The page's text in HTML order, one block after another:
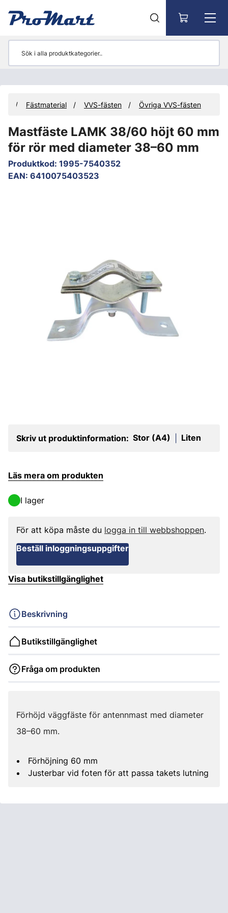
Fästmaterial VVS-fästen Övriga VVS-fästen
Mastfäste LAMK 38/60 höjt 60 mm
för rör med diameter 38–60 mm
Produktkod: 1995-7540352
EAN: 6410075403523
Skriv ut produktinformation: Stor (A4) Liten
Läs mera om produkten
I lager
För att köpa måste du logga in till webbshoppen.
Beställ inloggningsuppgifter
Visa butikstillgänglighet
Beskrivning
Butikstillgänglighet
Fråga om produkten
Förhöjd väggfäste för antennmast med diameter
38–60 mm.
Förhöjning 60 mm
Justerbar vid foten för att passa takets lutning